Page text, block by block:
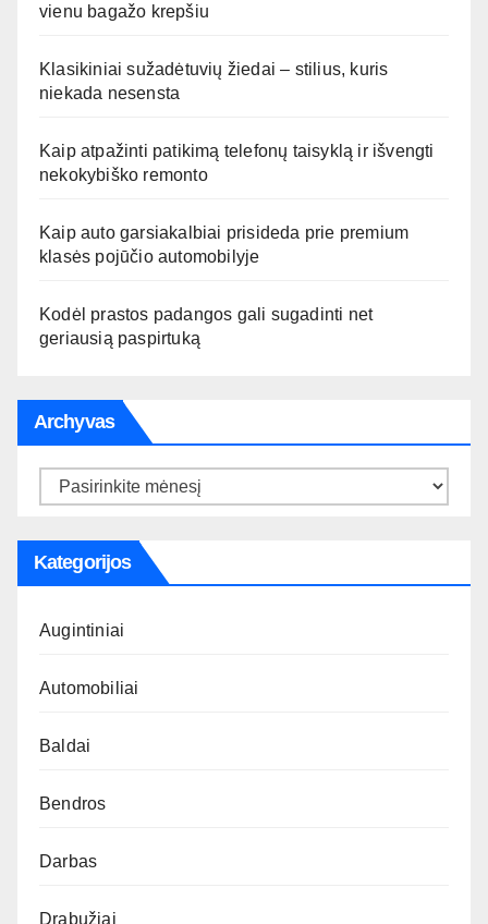
vienu bagažo krepšiu
Klasikiniai sužadėtuvių žiedai – stilius, kuris
niekada nesensta
Kaip atpažinti patikimą telefonų taisyklą ir išvengti
nekokybiško remonto
Kaip auto garsiakalbiai prisideda prie premium
klasės pojūčio automobilyje
Kodėl prastos padangos gali sugadinti net
geriausią paspirtuką
Archyvas
Archyvas
Kategorijos
Augintiniai
Automobiliai
Baldai
Bendros
Darbas
Drabužiai